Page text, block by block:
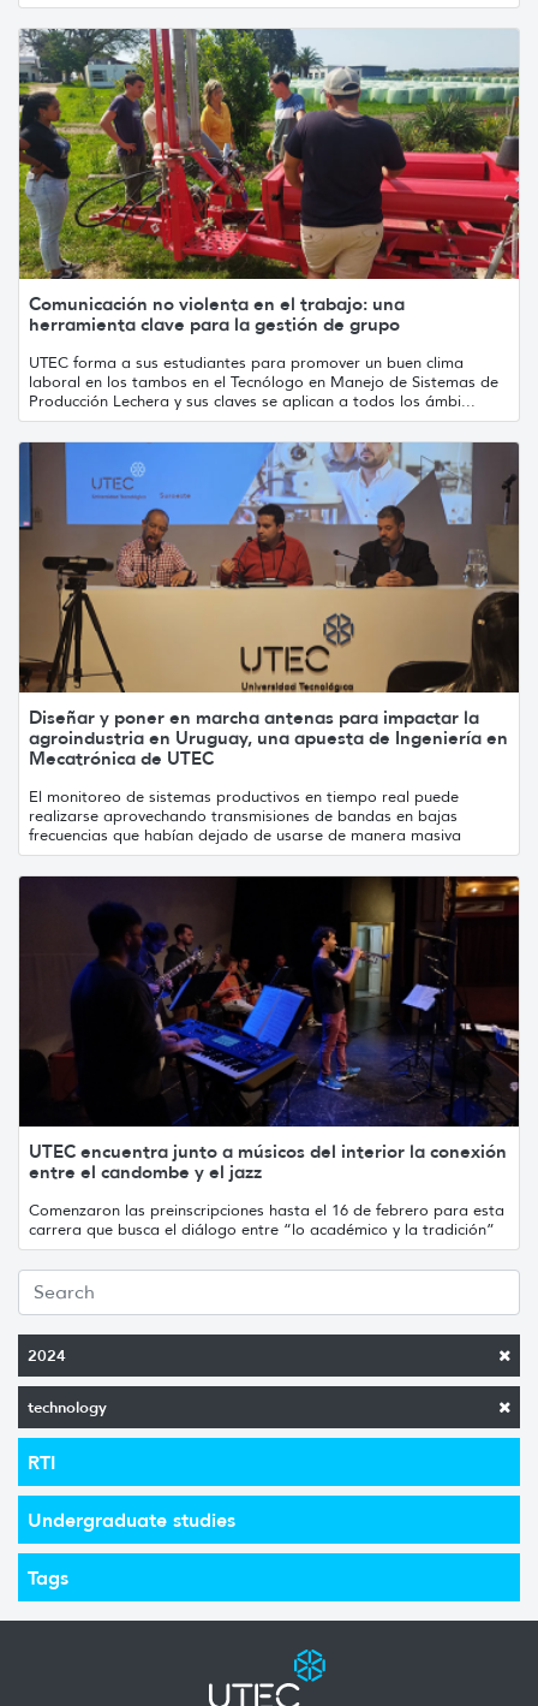
2024
technology
RTI
Undergraduate studies
Tags
Comunicación no violenta en el trabajo: una
herramienta clave para la gestión de grupo
UTEC forma a sus estudiantes para promover un buen clima
laboral en los tambos en el Tecnólogo en Manejo de Sistemas de
Producción Lechera y sus claves se aplican a todos los ámbi...
Diseñar y poner en marcha antenas para impactar la
agroindustria en Uruguay, una apuesta de Ingeniería en
Mecatrónica de UTEC
El monitoreo de sistemas productivos en tiempo real puede
realizarse aprovechando transmisiones de bandas en bajas
frecuencias que habían dejado de usarse de manera masiva
UTEC encuentra junto a músicos del interior la conexión
entre el candombe y el jazz
Comenzaron las preinscripciones hasta el 16 de febrero para esta
carrera que busca el diálogo entre “lo académico y la tradición”